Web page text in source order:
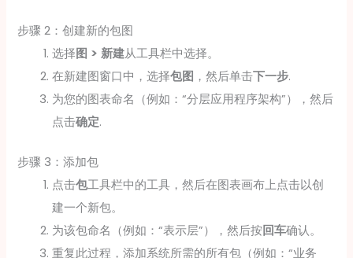
步骤 2：创建新的包图
选择图 > 新建从工具栏中选择。
在新建图窗口中，选择包图 ，然后单击下一步.
为您的图表命名（例如：“分层应用程序架构”），然后
点击确定.
步骤 3：添加包
点击包工具栏中的工具，然后在图表画布上点击以创
建一个新包。
为该包命名（例如：“表示层”），然后按回车确认。
重复此过程，添加系统所需的所有包（例如：“业务